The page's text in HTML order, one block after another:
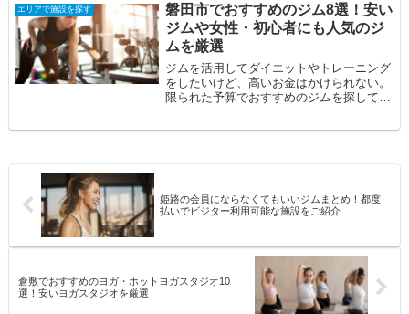
エリアで施設を探す
磐田市でおすすめのジム8選！安い
ジムや女性・初心者にも人気のジ
ムを厳選
ジムを活用してダイエットやトレーニング
をしたいけど、高いお金はかけられない。
限られた予算でおすすめのジムを探してい
方の悩み...
姫路の会員にならなくてもいいジムまとめ！都度
払いでビジター利用可能な施設をご紹介
倉敷でおすすめのヨガ・ホットヨガスタジオ10
選！安いヨガスタジオを厳選